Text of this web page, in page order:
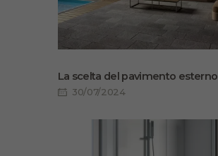
La scelta del pavimento esterno
30/07/2024